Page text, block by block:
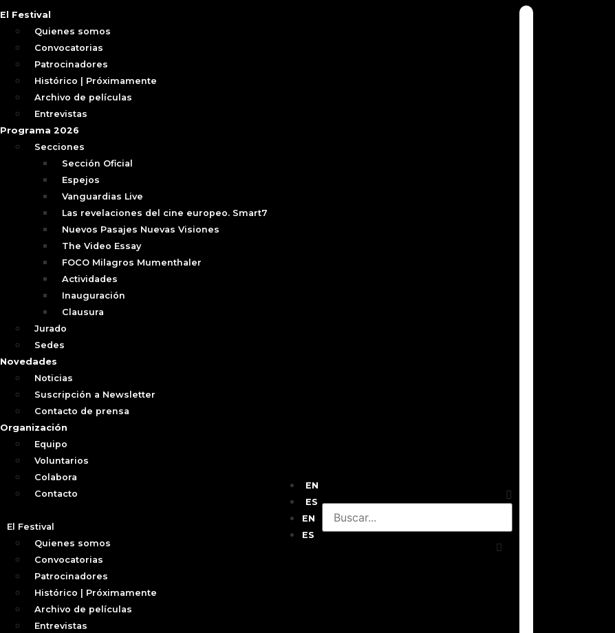
El Festival
Quienes somos
Convocatorias
Patrocinadores
Histórico | Próximamente
Archivo de películas
Entrevistas
Programa 2026
Secciones
Sección Oficial
Espejos
Vanguardias Live
Las revelaciones del cine europeo. Smart7
Nuevos Pasajes Nuevas Visiones
The Video Essay
FOCO Milagros Mumenthaler
Actividades
Inauguración
Clausura
Jurado
Sedes
Novedades
Noticias
Suscripción a Newsletter
Contacto de prensa
Organización
Equipo
Voluntarios
Colabora
Contacto
El Festival
Quienes somos
Convocatorias
Patrocinadores
Histórico | Próximamente
Archivo de películas
Entrevistas
EN
ES
EN
ES